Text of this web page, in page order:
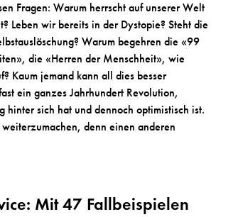
Fragen: Warum herrscht auf unserer Welt
Leben wir bereits in der Dystopie? Steht die
Warum begehren die «99
die «Herren der Menschheit», wie
Kaum jemand kann all dies besser
ein ganzes Jahrhundert Revolution,
hinter sich hat und dennoch optimistisch ist.
denn einen anderen
Mit 47 Fallbeispielen